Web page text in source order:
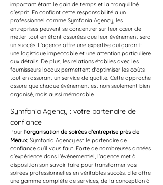
important étant le gain de temps et la tranquillité
d'esprit. En confiant cette responsabilité à un
professionnel comme Symfonia Agency, les
entreprises peuvent se concentrer sur leur cœur de
métier tout en étant assurées que leur événement sera
un succès. L'agence offre une expertise qui garantit
une logistique impeccable et une attention particulière
aux détails. De plus, les relations établies avec les
fournisseurs locaux permettent d'optimiser les coûts
tout en assurant un service de qualité. Cette approche
assure que chaque événement est non seulement bien
organisé, mais aussi mémorable.
Symfonia Agency : votre partenaire de
confiance
Pour l'organisation de soirées d’entreprise près de
Meaux, Symfonia Agency est le partenaire de
confiance qu'il vous faut. Forte de nombreuses années
d'expérience dans l'événementiel, l'agence met à
disposition son savoir-faire pour transformer vos
soirées professionnelles en véritables succès. Elle offre
une gamme complète de services, de la conception à